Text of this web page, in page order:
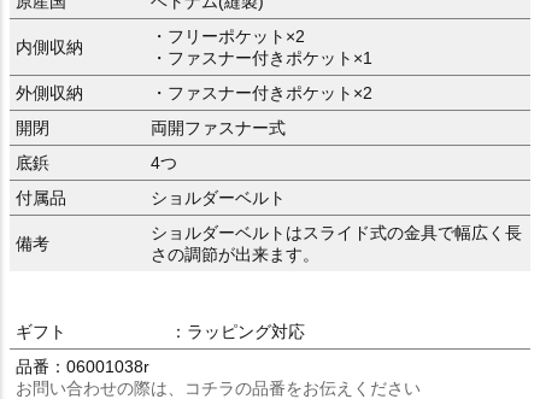
内側収納
・フリーポケット×2
・ファスナー付きポケット×1
外側収納
・ファスナー付きポケット×2
開閉
両開ファスナー式
底鋲
4つ
付属品
ショルダーベルト
備考
ショルダーベルトはスライド式の金具で幅広く長
さの調節が出来ます。
ギフト
：ラッピング対応
品番：06001038r
お問い合わせの際は、コチラの品番をお伝えください